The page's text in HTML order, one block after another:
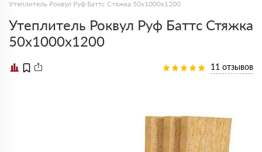
Утеплитель Роквул Руф Баттс Стяжка 50х1000х1200
Утеплитель Роквул Руф Баттс Стяжка
50х1000х1200
11 отзывов